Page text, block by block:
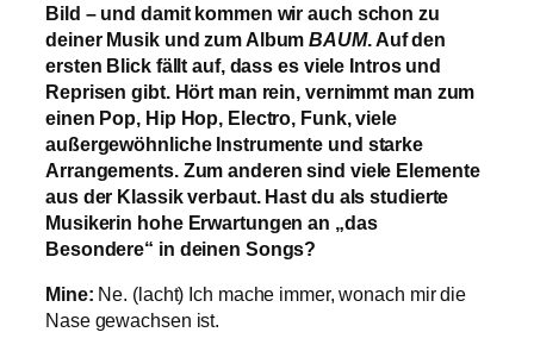
Bild – und damit kommen wir auch schon zu
deiner Musik und zum AlbumBAUM. Auf den
ersten Blick fällt auf, dass es viele Intros und
Reprisen gibt. Hört man rein, vernimmt man zum
einen Pop, Hip Hop, Electro, Funk, viele
außergewöhnliche Instrumente und starke
Arrangements. Zum anderen sind viele Elemente
aus der Klassik verbaut. Hast du als studierte
Musikerin hohe Erwartungen an „das
Besondere“ in deinen Songs?
Mine: Ne. (lacht) Ich mache immer, wonach mir die
Nase gewachsen ist.